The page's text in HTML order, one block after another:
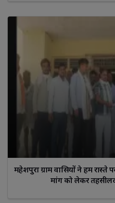
महेशपुरा ग्राम वासियों ने हम रास्ते
मांग को लेकर